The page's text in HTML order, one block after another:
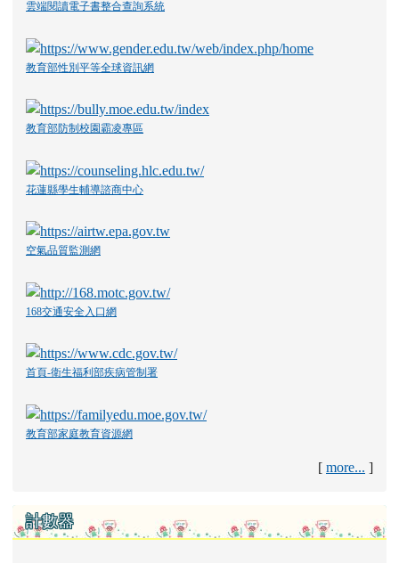
雲端閱讀電子書整合查詢系統
教育部性別平等全球資訊網
教育部防制校園霸凌專區
花蓮縣學生輔導諮商中心
空氣品質監測網
168交通安全入口網
首頁-衛生福利部疾病管制署
教育部家庭教育資源網
[ more... ]
計數器